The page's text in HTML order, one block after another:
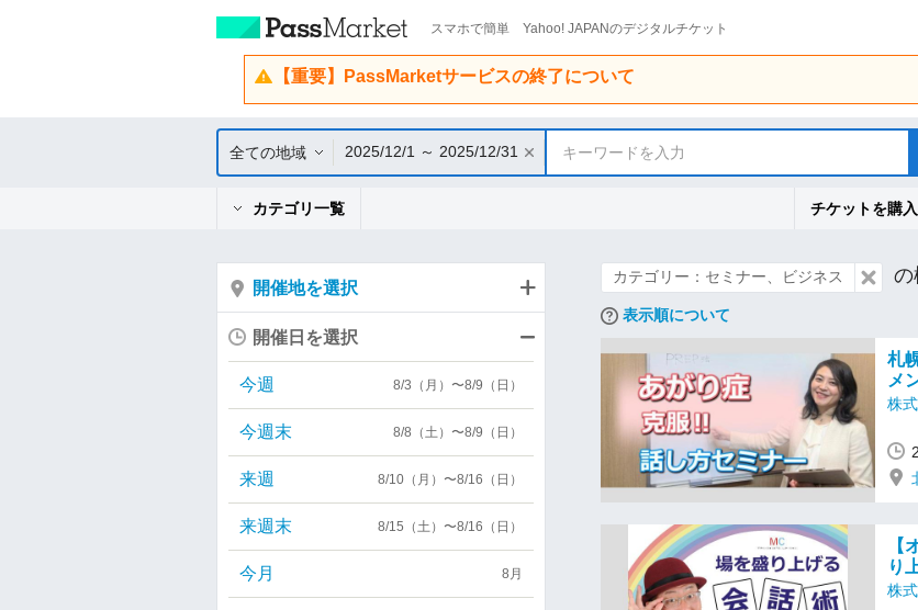
スマホで簡単 Yahoo! JAPANのデジタルチケット
【重要】PassMarketサービスの終了について
全ての地域 2025/12/1 ～ 2025/12/31 キーワードを入力
カテゴリ一覧 チケットを購
カテゴリー：セミナー、ビジネス の
表示順について
札
メ
株
【
り
株
開催地を選択
開催日を選択
今週 8/3（月）〜8/9（日）
今週末 8/8（土）〜8/9（日）
来週 8/10（月）〜8/16（日）
来週末 8/15（土）〜8/16（日）
今月 8月